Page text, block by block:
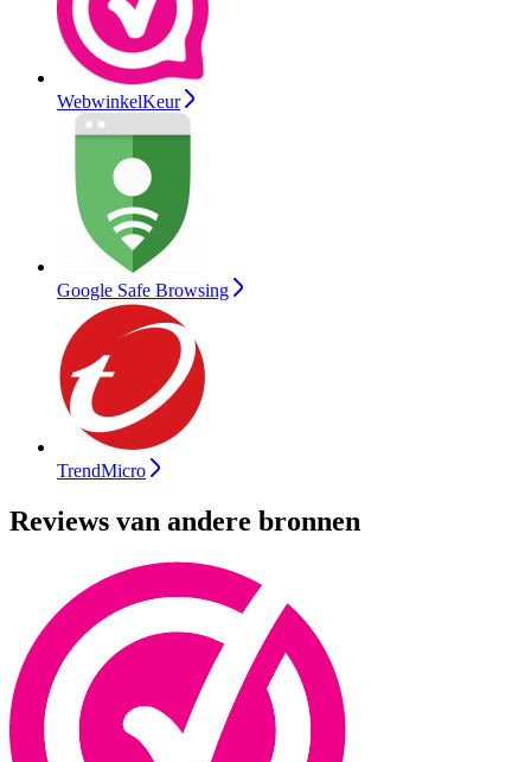
WebwinkelKeur
Google Safe Browsing
TrendMicro
Reviews van andere bronnen